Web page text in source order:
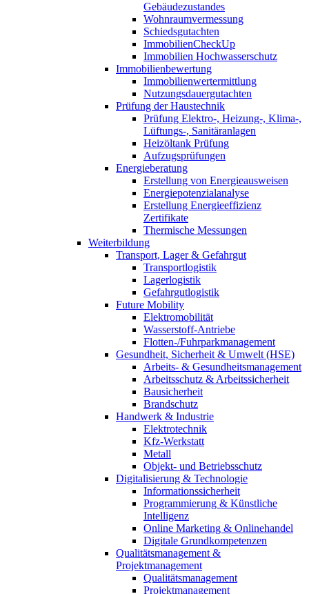
Gebäudezustandes
Wohnraumvermessung
Schiedsgutachten
ImmobilienCheckUp
Immobilien Hochwasserschutz
Immobilienbewertung
Immobilienwertermittlung
Nutzungsdauergutachten
Prüfung der Haustechnik
Prüfung Elektro-, Heizung-, Klima-,
Lüftungs-, Sanitäranlagen
Heizöltank Prüfung
Aufzugsprüfungen
Energieberatung
Erstellung von Energieausweisen
Energiepotenzialanalyse
Erstellung Energieeffizienz
Zertifikate
Thermische Messungen
Weiterbildung
Transport, Lager & Gefahrgut
Transportlogistik
Lagerlogistik
Gefahrgutlogistik
Future Mobility
Elektromobilität
Wasserstoff-Antriebe
Flotten-/Fuhrparkmanagement
Gesundheit, Sicherheit & Umwelt (HSE)
Arbeits- & Gesundheitsmanagement
Arbeitsschutz & Arbeitssicherheit
Bausicherheit
Brandschutz
Handwerk & Industrie
Elektrotechnik
Kfz-Werkstatt
Metall
Objekt- und Betriebsschutz
Digitalisierung & Technologie
Informationssicherheit
Programmierung & Künstliche
Intelligenz
Online Marketing & Onlinehandel
Digitale Grundkompetenzen
Qualitätsmanagement &
Projektmanagement
Qualitätsmanagement
Projektmanagement